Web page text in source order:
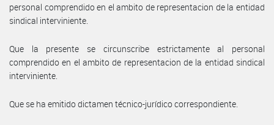
personal comprendido en el ambito de representacion de la entidad
sindical interviniente.
Que la presente se circunscribe estrictamente al personal
comprendido en el ambito de representacion de la entidad sindical
interviniente.
Que se ha emitido dictamen técnico-jurídico correspondiente.